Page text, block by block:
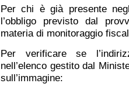
Per chi è già presente
l’obbligo previsto dal
materia di monitoraggio
Per verificare se
nell’elenco gestito dal
sull’immagine: